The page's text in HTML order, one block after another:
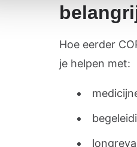
Hoe eerder
je helpen met: